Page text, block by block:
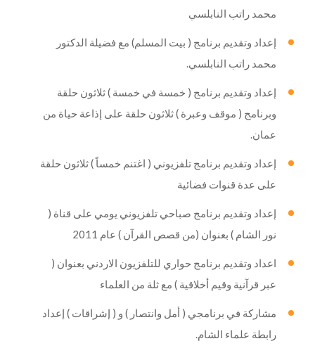
محمد راتب النابلسي
إعداد وتقديم برنامج ( بيت المسلم) مع فضيلة الدكتور
محمد راتب النابلسي.
إعداد وتقديم برنامج ( خمسة في خمسة ) ثلاثون حلقة
وبرنامج ( موقف وعبرة ) ثلاثون حلقة على إذاعة حياة من
عمان.
إعداد وتقديم برنامج تلفزيوني ( اغتنم خمساً ) ثلاثون حلقة
على عدة قنوات فضائية
إعداد وتقديم برنامج صباحي تلفزيوني يومي على قناة (
نور الشام ) بعنوان (من قصص القرآن ) عام 2011
اعداد وتقديم برنامج حواري للتلفزيون الاردني بعنوان (
عبر قرآنية وقيم أخلاقية ) مع ثلة من العلماء
مشاركة في برنامجي ( أمل وانتصار ) و ( إشراقات ) إعداد
رابطة علماء الشام.